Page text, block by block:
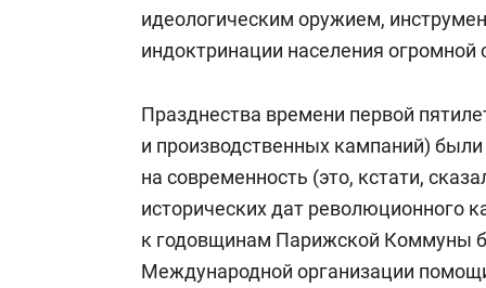
идеологическим оружием,
индоктринации населения
Празднества времени первой
и производственных кампаний)
на современность (это, кстати,
исторических дат революционного
к годовщинам Парижской Коммуны
Международной организации